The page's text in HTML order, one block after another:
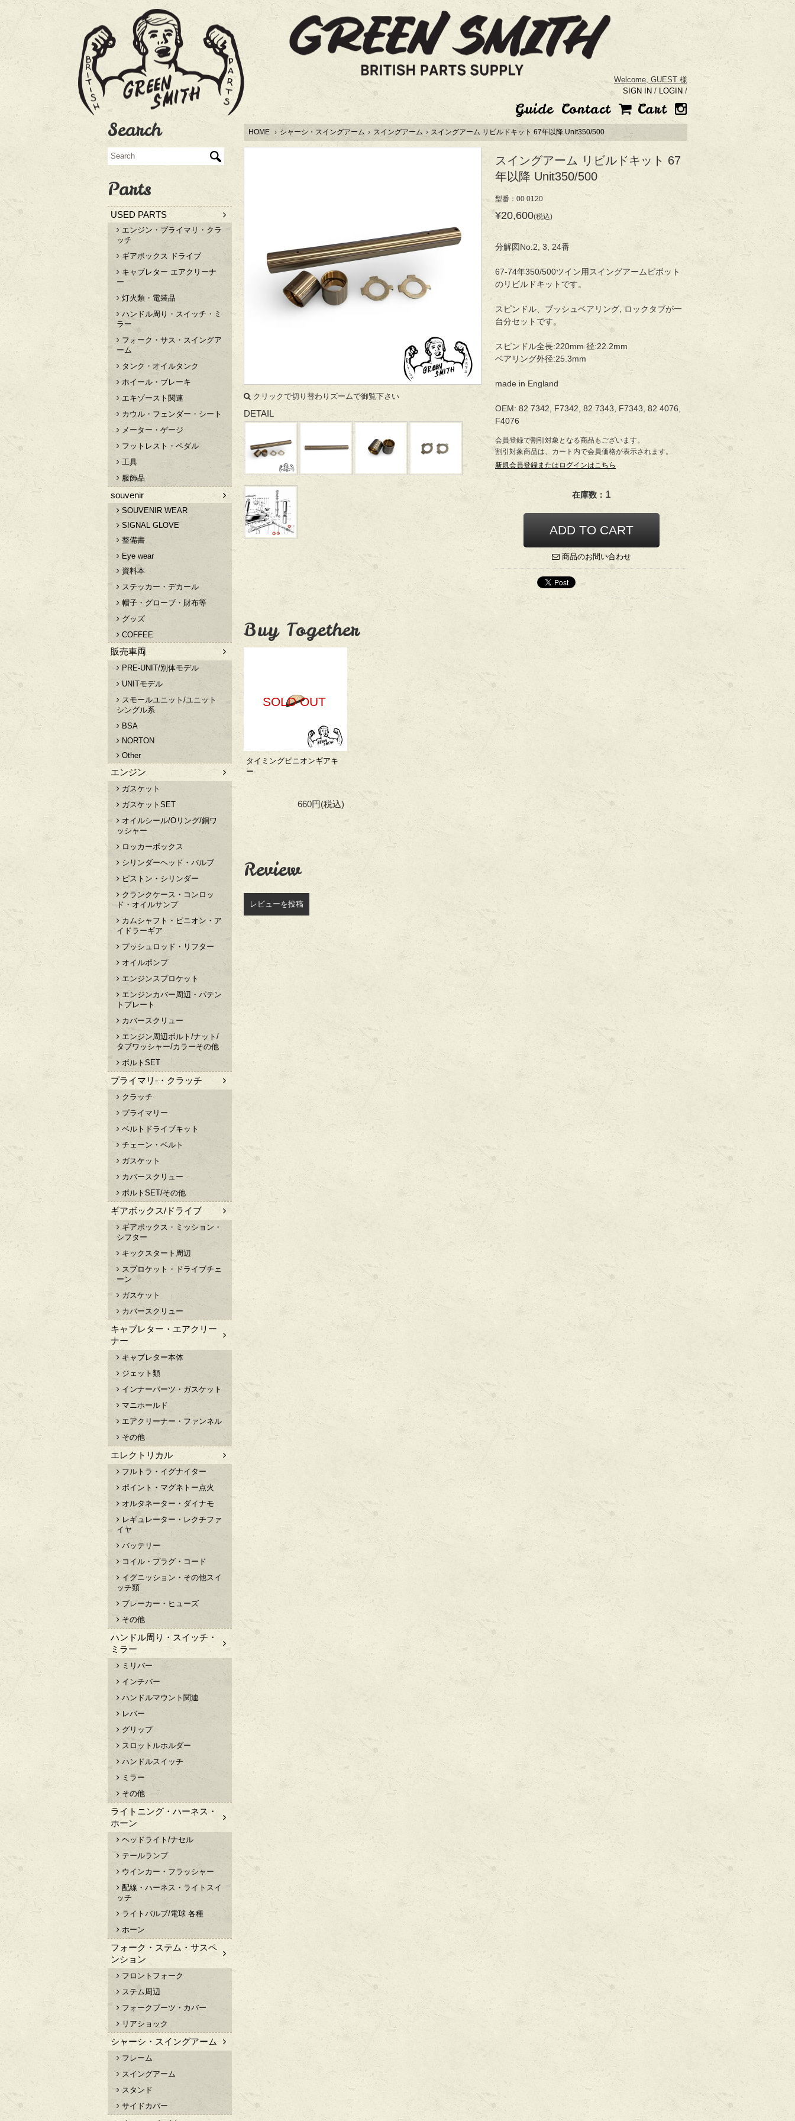
Welcome, GUEST 様
SIGN IN / LOGIN /
Guide Contact Cart
HOME › シャーシ・スイングアーム › スイングアーム › スイングアーム リビルドキット 67年以降 Unit350/500
スイングアーム リビルドキット 67
年以降 Unit350/500
型番：00 0120
¥20,600(税込)
分解図No.2, 3, 24番
67-74年350/500ツイン用スイングアームピボット
のリビルドキットです。
スピンドル、ブッシュベアリング, ロックタブが一
台分セットです。
スピンドル全長:220mm 径:22.2mm
ベアリング外径:25.3mm
made in England
OEM: 82 7342, F7342, 82 7343, F7343, 82 4076,
F4076
会員登録で割引対象となる商品もございます。
割引対象商品は、カート内で会員価格が表示されます。
新規会員登録またはログインはこちら
在庫数： 1
商品のお問い合わせ
クリックで切り替わりズームで御覧下さい
DETAIL
Buy Together
SOLD OUT
タイミングピニオンギアキ
ー
660円(税込)
Review
レビューを投稿
Search
Parts
USED PARTS
エンジン・プライマリ・クラ
ッチ
ギアボックス ドライブ
キャブレター エアクリーナ
ー
灯火類・電装品
ハンドル周り・スイッチ・ミ
ラー
フォーク・サス・スイングア
ーム
タンク・オイルタンク
ホイール・ブレーキ
エキゾースト関連
カウル・フェンダー・シート
メーター・ゲージ
フットレスト・ペダル
工具
服飾品
souvenir
SOUVENIR WEAR
SIGNAL GLOVE
整備書
Eye wear
資料本
ステッカー・デカール
帽子・グローブ・財布等
グッズ
COFFEE
販売車両
PRE-UNIT/別体モデル
UNITモデル
スモールユニット/ユニット
シングル系
BSA
NORTON
Other
エンジン
ガスケット
ガスケットSET
オイルシール/Oリング/銅ワ
ッシャー
ロッカーボックス
シリンダーヘッド・バルブ
ピストン・シリンダー
クランクケース・コンロッ
ド・オイルサンプ
カムシャフト・ピニオン・ア
イドラーギア
プッシュロッド・リフター
オイルポンプ
エンジンスプロケット
エンジンカバー周辺・パテン
トプレート
カバースクリュー
エンジン周辺ボルト/ナット/
タブワッシャー/カラーその他
ボルトSET
プライマリ-・クラッチ
クラッチ
プライマリー
ベルトドライブキット
チェーン・ベルト
ガスケット
カバースクリュー
ボルトSET/その他
ギアボックス/ドライブ
ギアボックス・ミッション・
シフター
キックスタート周辺
スプロケット・ドライブチェ
ーン
ガスケット
カバースクリュー
キャブレター・エアクリー
ナー
キャブレター本体
ジェット類
インナーパーツ・ガスケット
マニホールド
エアクリーナー・ファンネル
その他
エレクトリカル
フルトラ・イグナイター
ポイント・マグネトー点火
オルタネーター・ダイナモ
レギュレーター・レクチファ
イヤ
バッテリー
コイル・プラグ・コード
イグニッション・その他スイ
ッチ類
ブレーカー・ヒューズ
その他
ハンドル周り・スイッチ・
ミラー
ミリバー
インチバー
ハンドルマウント関連
レバー
グリップ
スロットルホルダー
ハンドルスイッチ
ミラー
その他
ライトニング・ハーネス・
ホーン
ヘッドライト/ナセル
テールランプ
ウインカー・フラッシャー
配線・ハーネス・ライトスイ
ッチ
ライトバルブ/電球 各種
ホーン
フォーク・ステム・サスペ
ンション
フロントフォーク
ステム周辺
フォークブーツ・カバー
リアショック
シャーシ・スイングアーム
フレーム
スイングアーム
スタンド
サイドカバー